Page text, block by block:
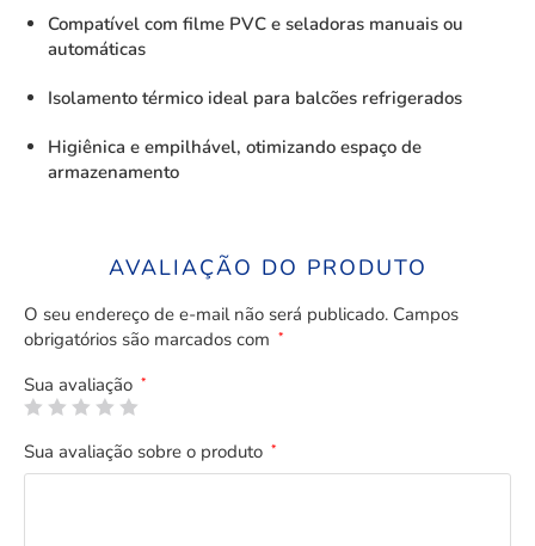
Compatível com filme PVC e seladoras manuais ou
automáticas
Isolamento térmico ideal para balcões refrigerados
Higiênica e empilhável, otimizando espaço de
armazenamento
AVALIAÇÃO DO PRODUTO
O seu endereço de e-mail não será publicado. Campos
obrigatórios são marcados com *
Sua avaliação *
Sua avaliação sobre o produto *